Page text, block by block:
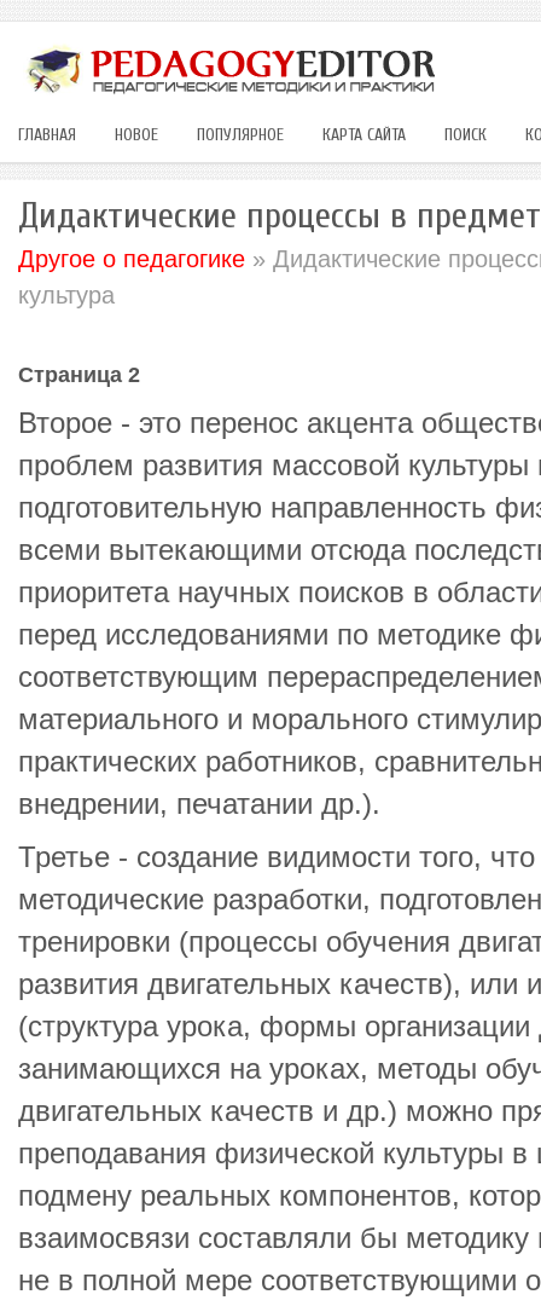
ГЛАВНАЯ НОВОЕ ПОПУЛЯРНОЕ КАРТА САЙТА ПОИСК
Дидактические процессы в
Другое о педагогике » Дидактические
культура
Страница 2
Второе - это перенос акцента
проблем развития массовой культуры
подготовительную направленность
всеми вытекающими отсюда
приоритета научных поисков в
перед исследованиями по методике
соответствующим
материального и морального
практических работников,
внедрении, печатании др.).
Третье - создание видимости того,
методические разработки,
тренировки (процессы обучения
развития двигательных качеств),
(структура урока, формы организации
занимающихся на уроках, методы
двигательных качеств и др.) можно
преподавания физической культуры
подмену реальных компонентов,
взаимосвязи составляли бы
не в полной мере соответствующими